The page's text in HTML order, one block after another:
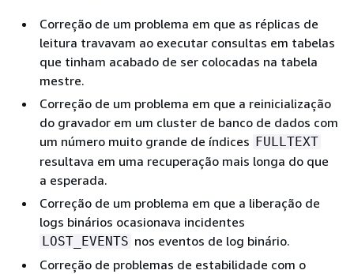
Correção de um problema em que as réplicas de
leitura travavam ao executar consultas em tabelas
que tinham acabado de ser colocadas na tabela
mestre.
Correção de um problema em que a reinicialização
do gravador em um cluster de banco de dados com
um número muito grande de índices FULLTEXT
resultava em uma recuperação mais longa do que
a esperada.
Correção de um problema em que a liberação de
logs binários ocasionava incidentes
LOST_EVENTS nos eventos de log binário.
Correção de problemas de estabilidade com o